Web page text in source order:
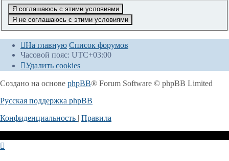
На главную Список форумов
Часовой пояс: UTC+03:00
Удалить cookies
Создано на основе phpBB® Forum Software © phpBB Limited
Русская поддержка phpBB
Конфиденциальность | Правила